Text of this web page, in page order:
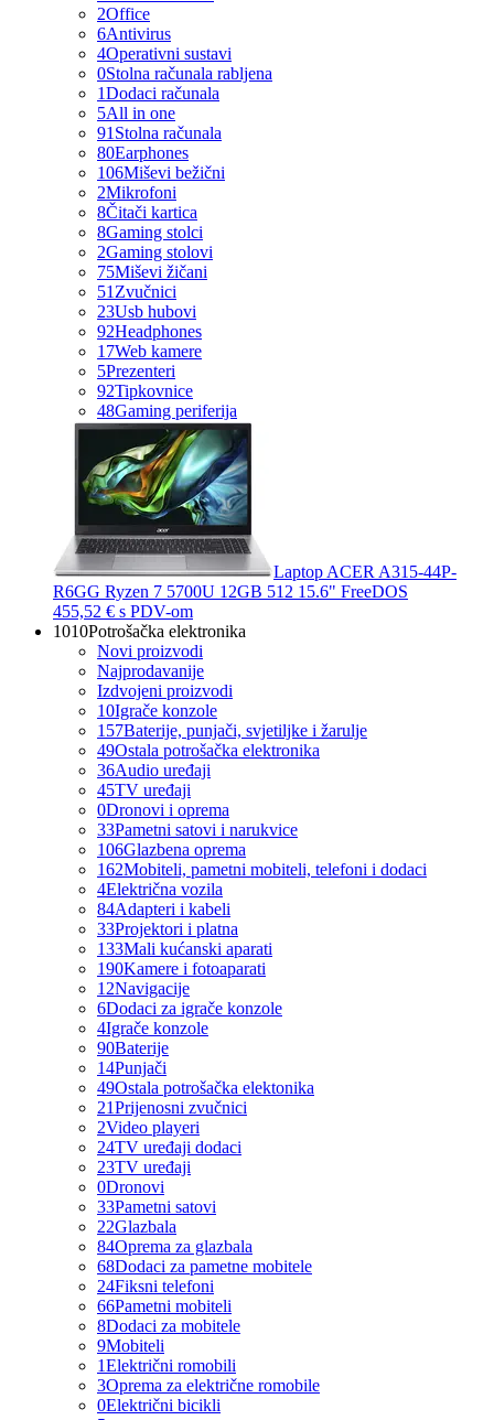
2Office
6Antivirus
4Operativni sustavi
0Stolna računala rabljena
1Dodaci računala
5All in one
91 Stolna računala
80Earphones
106Miševi bežični
2Mikrofoni
8Čitači kartica
8Gaming stolci
2Gaming stolovi
75Miševi žičani
51 Zvučnici
23Usb hubovi
92Headphones
17Web kamere
5Prezenteri
92Tipkovnice
48Gaming periferija
Laptop ACER A315-44P-
R6GG Ryzen 7 5700U 12GB 512 15.6" FreeDOS
455,52 € s PDV-om
1010Potrošačka elektronika
Novi proizvodi
Najprodavanije
Izdvojeni proizvodi
10Igrače konzole
157Baterije, punjači, svjetiljke i žarulje
49Ostala potrošačka elektronika
36Audio uređaji
45TV uređaji
0Dronovi i oprema
33Pametni satovi i narukvice
106Glazbena oprema
162Mobiteli, pametni mobiteli, telefoni i dodaci
4Električna vozila
84Adapteri i kabeli
33Projektori i platna
133Mali kućanski aparati
190Kamere i fotoaparati
12Navigacije
6Dodaci za igrače konzole
4Igrače konzole
90Baterije
14Punjači
49Ostala potrošačka elektonika
21Prijenosni zvučnici
2Video playeri
24TV uređaji dodaci
23TV uređaji
0Dronovi
33Pametni satovi
22Glazbala
84Oprema za glazbala
68Dodaci za pametne mobitele
24Fiksni telefoni
66Pametni mobiteli
8Dodaci za mobitele
9Mobiteli
1Električni romobili
3Oprema za električne romobile
0Električni bicikli